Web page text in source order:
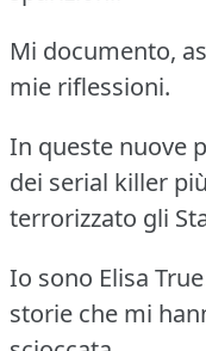
Mi documento,
mie riflessioni.
In queste nuove
dei serial killer
terrorizzato gli
Io sono Elisa
storie che mi